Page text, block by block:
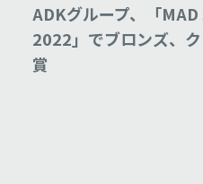
ADKグループ、「MAD
2022」でブロンズ、
賞